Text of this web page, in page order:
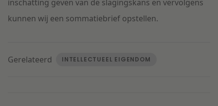
inschatting geven van de slagingskans en vervolgens
kunnen wij een sommatiebrief opstellen.
Gerelateerd INTELLECTUEEL EIGENDOM